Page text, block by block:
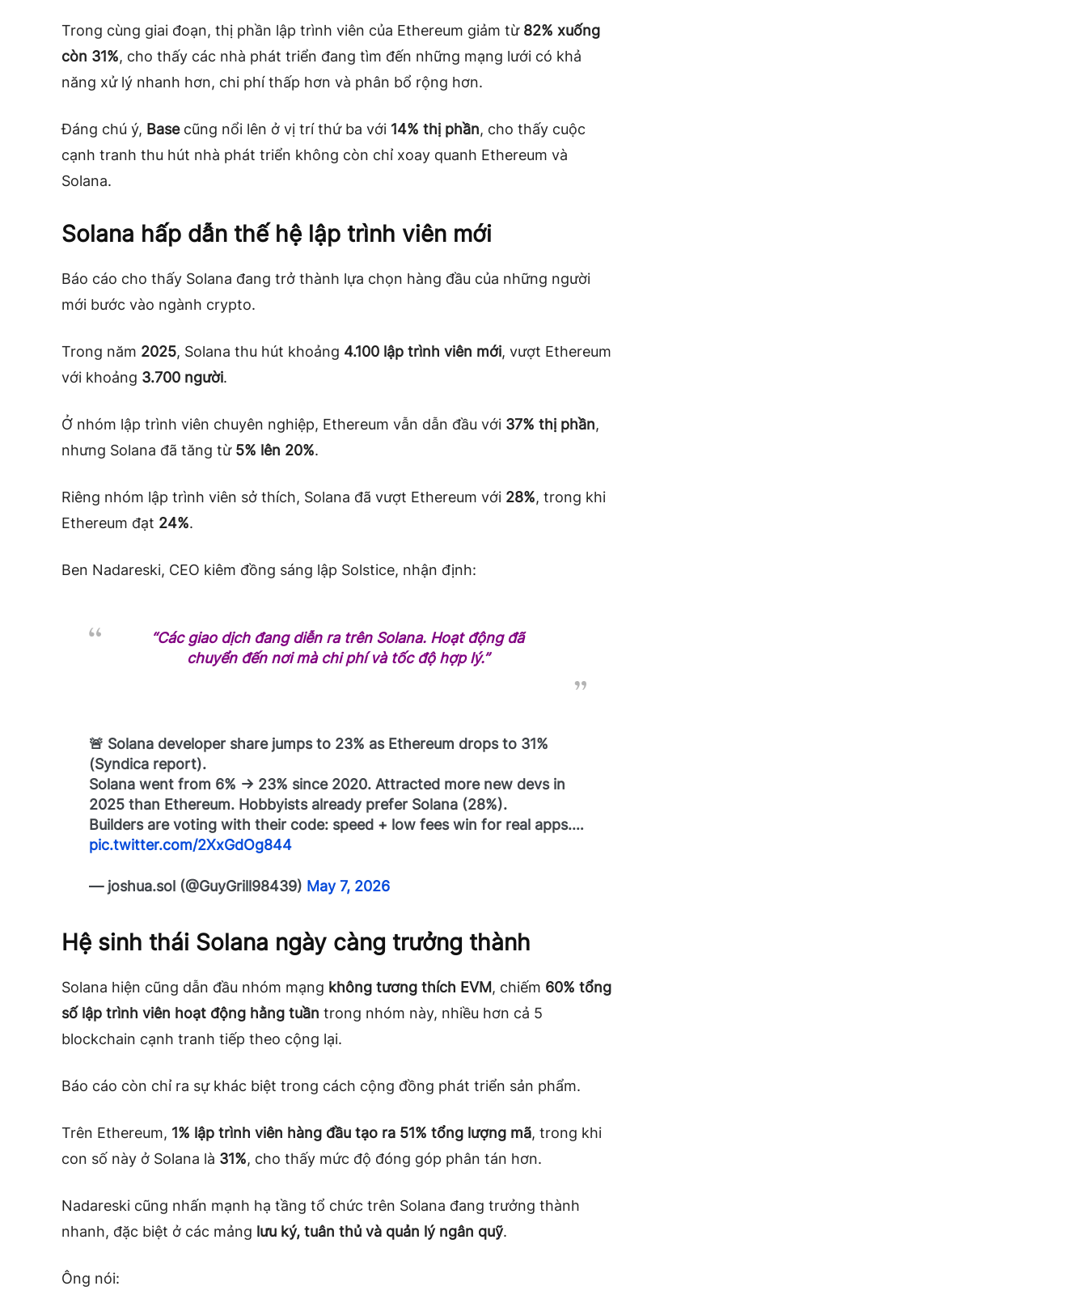
Trong cùng giai đoạn, thị phần lập trình viên của Ethereum giảm từ 82% xuống
còn 31%, cho thấy các nhà phát triển đang tìm đến những mạng lưới có khả
năng xử lý nhanh hơn, chi phí thấp hơn và phân bổ rộng hơn.
Đáng chú ý, Basecũng nổi lên ở vị trí thứ ba với 14% thị phần, cho thấy cuộc
cạnh tranh thu hút nhà phát triển không còn chỉ xoay quanh Ethereum và
Solana.
Solana hấp dẫn thế hệ lập trình viên mới
Báo cáo cho thấy Solana đang trở thành lựa chọn hàng đầu của những người
mới bước vào ngành crypto.
Trong năm 2025, Solana thu hút khoảng 4.100 lập trình viên mới, vượt Ethereum
với khoảng 3.700 người.
Ở nhóm lập trình viên chuyên nghiệp, Ethereum vẫn dẫn đầu với 37% thị phần,
nhưng Solana đã tăng từ 5% lên 20%.
Riêng nhóm lập trình viên sở thích, Solana đã vượt Ethereum với 28%, trong khi
Ethereum đạt 24%.
Ben Nadareski, CEO kiêm đồng sáng lập Solstice, nhận định:
“Các giao dịch đang diễn ra trên Solana. Hoạt động đã
chuyển đến nơi mà chi phí và tốc độ hợp lý.”
🚨 Solana developer share jumps to 23% as Ethereum drops to 31%
(Syndica report).
Solana went from 6% → 23% since 2020. Attracted more new devs in
2025 than Ethereum. Hobbyists already prefer Solana (28%).
Builders are voting with their code: speed + low fees win for real apps.…
pic.twitter.com/2XxGdOg844
— joshua.sol (@GuyGrill98439) May 7, 2026
Hệ sinh thái Solana ngày càng trưởng thành
Solana hiện cũng dẫn đầu nhóm mạng không tương thích EVM, chiếm 60% tổng
số lập trình viên hoạt động hằng tuần trong nhóm này, nhiều hơn cả 5
blockchain cạnh tranh tiếp theo cộng lại.
Báo cáo còn chỉ ra sự khác biệt trong cách cộng đồng phát triển sản phẩm.
Trên Ethereum, 1% lập trình viên hàng đầu tạo ra 51% tổng lượng mã, trong khi
con số này ở Solana là 31%, cho thấy mức độ đóng góp phân tán hơn.
Nadareski cũng nhấn mạnh hạ tầng tổ chức trên Solana đang trưởng thành
nhanh, đặc biệt ở các mảng lưu ký, tuân thủ và quản lý ngân quỹ.
Ông nói: